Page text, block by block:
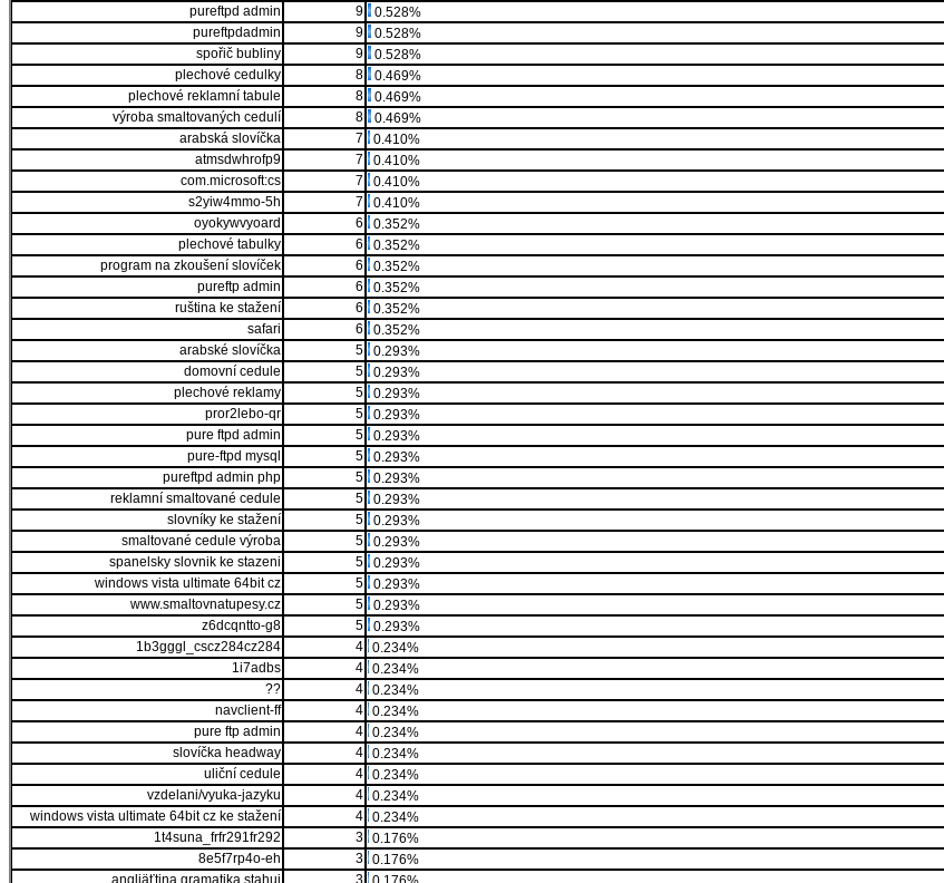
pureftpd admin
9
0.528%
pureftpdadmin
9
0.528%
spořič bubliny
9
0.528%
plechové cedulky
8
0.469%
plechové reklamní tabule
8
0.469%
výroba smaltovaných cedulí
8
0.469%
arabská slovíčka
7
0.410%
atmsdwhrofp9
7
0.410%
com.microsoft:cs
7
0.410%
s2yiw4mmo-5h
7
0.410%
oyokywvyoard
6
0.352%
plechové tabulky
6
0.352%
program na zkoušení slovíček
6
0.352%
pureftp admin
6
0.352%
ruština ke stažení
6
0.352%
safari
6
0.352%
arabské slovíčka
5
0.293%
domovní cedule
5
0.293%
plechové reklamy
5
0.293%
pror2lebo-qr
5
0.293%
pure ftpd admin
5
0.293%
pure-ftpd mysql
5
0.293%
pureftpd admin php
5
0.293%
reklamní smaltované cedule
5
0.293%
slovníky ke stažení
5
0.293%
smaltované cedule výroba
5
0.293%
spanelsky slovnik ke stazeni
5
0.293%
windows vista ultimate 64bit cz
5
0.293%
www.smaltovnatupesy.cz
5
0.293%
z6dcqntto-g8
5
0.293%
1b3gggl_cscz284cz284
4 0.234%
1i7adbs
4 0.234%
??
4 0.234%
navclient-ff
4 0.234%
pure ftp admin
4 0.234%
slovíčka headway
4 0.234%
uliční cedule
4 0.234%
vzdelani/vyuka-jazyku
4 0.234%
windows vista ultimate 64bit cz ke stažení
4 0.234%
1t4suna_frfr291fr292
3 0.176%
8e5f7rp4o-eh
3 0.176%
angliäťtina gramatika stahuj
3